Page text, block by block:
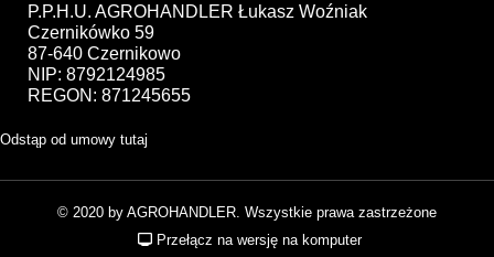
P.P.H.U. AGROHANDLER Łukasz Woźniak
Czernikówko 59
87-640 Czernikowo
NIP: 8792124985
REGON: 871245655
Odstąp od umowy tutaj
© 2020 by AGROHANDLER. Wszystkie prawa zastrzeżone
Przełącz na wersję na komputer